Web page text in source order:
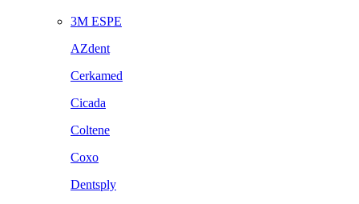
3M ESPE
AZdent
Cerkamed
Cicada
Coltene
Coxo
Dentsply